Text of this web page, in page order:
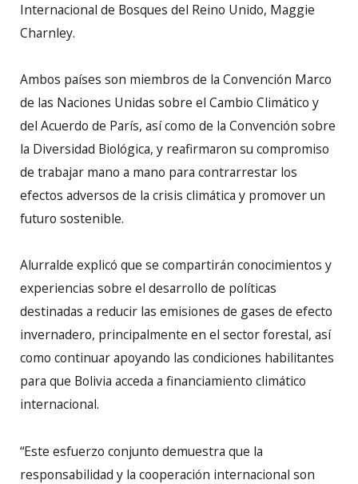
Internacional de Bosques del Reino Unido, Maggie
Charnley.
Ambos países son miembros de la Convención Marco
de las Naciones Unidas sobre el Cambio Climático y
del Acuerdo de París, así como de la Convención sobre
la Diversidad Biológica, y reafirmaron su compromiso
de trabajar mano a mano para contrarrestar los
efectos adversos de la crisis climática y promover un
futuro sostenible.
Alurralde explicó que se compartirán conocimientos y
experiencias sobre el desarrollo de políticas
destinadas a reducir las emisiones de gases de efecto
invernadero, principalmente en el sector forestal, así
como continuar apoyando las condiciones habilitantes
para que Bolivia acceda a financiamiento climático
internacional.
“Este esfuerzo conjunto demuestra que la
responsabilidad y la cooperación internacional son